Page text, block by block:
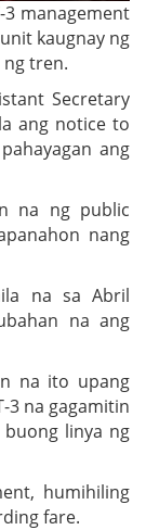
3 management
kaugnay ng
ng tren.
Secretary
ang notice to
ang
na ng public
nang
na sa Abril
na ang
na ito upang
3 na gagamitin
linya ng
humihiling
fare.